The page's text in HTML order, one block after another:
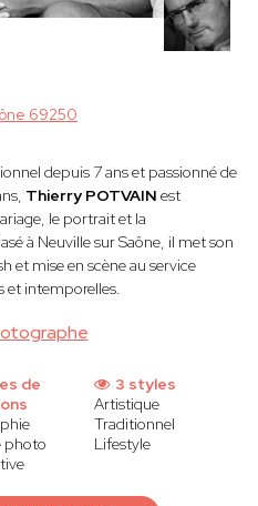
69250
depuis 7 ans et passionné de
Thierry POTVAIN est
le portrait et la
à Neuville sur Saône, il met son
et mise en scène au service
et intemporelles.
de
photo
3 styles
Artistique
Traditionnel
Lifestyle